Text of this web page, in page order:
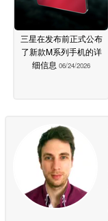
三星在发布前正式公布
了新款M系列手机的详
细信息 06/24/2026